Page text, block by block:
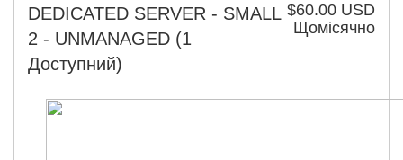
$60.00 USD
Щомісячно
DEDICATED SERVER - SMALL
2 - UNMANAGED (1
Доступний)